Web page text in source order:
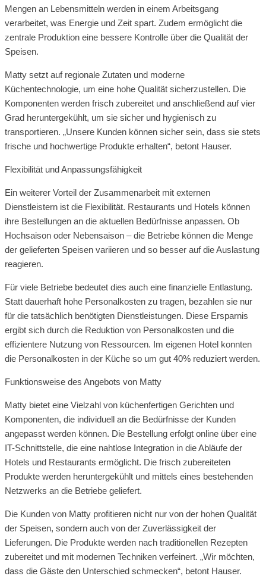
Mengen an Lebensmitteln werden in einem Arbeitsgang
verarbeitet, was Energie und Zeit spart. Zudem ermöglicht die
zentrale Produktion eine bessere Kontrolle über die Qualität der
Speisen.
Matty setzt auf regionale Zutaten und moderne
Küchentechnologie, um eine hohe Qualität sicherzustellen. Die
Komponenten werden frisch zubereitet und anschließend auf vier
Grad heruntergekühlt, um sie sicher und hygienisch zu
transportieren. „Unsere Kunden können sicher sein, dass sie stets
frische und hochwertige Produkte erhalten“, betont Hauser.
Flexibilität und Anpassungsfähigkeit
Ein weiterer Vorteil der Zusammenarbeit mit externen
Dienstleistern ist die Flexibilität. Restaurants und Hotels können
ihre Bestellungen an die aktuellen Bedürfnisse anpassen. Ob
Hochsaison oder Nebensaison – die Betriebe können die Menge
der gelieferten Speisen variieren und so besser auf die Auslastung
reagieren.
Für viele Betriebe bedeutet dies auch eine finanzielle Entlastung.
Statt dauerhaft hohe Personalkosten zu tragen, bezahlen sie nur
für die tatsächlich benötigten Dienstleistungen. Diese Ersparnis
ergibt sich durch die Reduktion von Personalkosten und die
effizientere Nutzung von Ressourcen. Im eigenen Hotel konnten
die Personalkosten in der Küche so um gut 40% reduziert werden.
Funktionsweise des Angebots von Matty
Matty bietet eine Vielzahl von küchenfertigen Gerichten und
Komponenten, die individuell an die Bedürfnisse der Kunden
angepasst werden können. Die Bestellung erfolgt online über eine
IT-Schnittstelle, die eine nahtlose Integration in die Abläufe der
Hotels und Restaurants ermöglicht. Die frisch zubereiteten
Produkte werden heruntergekühlt und mittels eines bestehenden
Netzwerks an die Betriebe geliefert.
Die Kunden von Matty profitieren nicht nur von der hohen Qualität
der Speisen, sondern auch von der Zuverlässigkeit der
Lieferungen. Die Produkte werden nach traditionellen Rezepten
zubereitet und mit modernen Techniken verfeinert. „Wir möchten,
dass die Gäste den Unterschied schmecken“, betont Hauser.